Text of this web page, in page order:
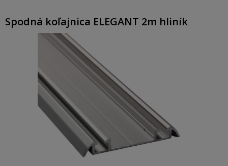
Spodná koľajnica ELEGANT 2m hliník